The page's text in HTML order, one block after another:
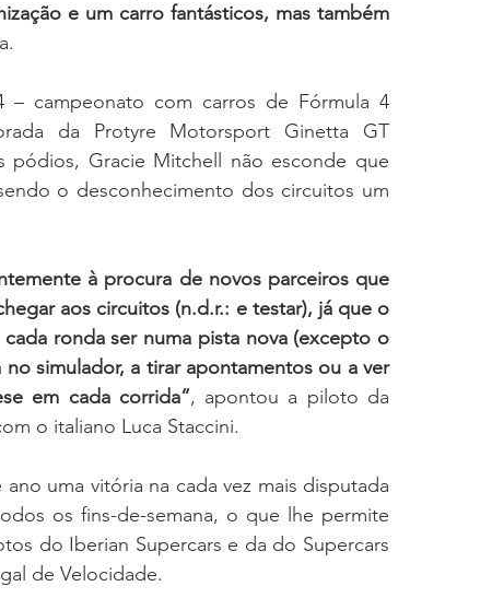
e um carro fantásticos, mas também
– campeonato com carros de Fórmula 4
da Protyre Motorsport Ginetta GT
pódios, Gracie Mitchell não esconde que
o desconhecimento dos circuitos um
à procura de novos parceiros que
aos circuitos (n.d.r.: e testar), já que o
ronda ser numa pista nova (excepto o
simulador, a tirar apontamentos ou a ver
em cada corrida”, apontou a piloto da
o italiano Luca Staccini.
uma vitória na cada vez mais disputada
os fins-de-semana, o que lhe permite
do Iberian Supercars e da do Supercars
de Velocidade.